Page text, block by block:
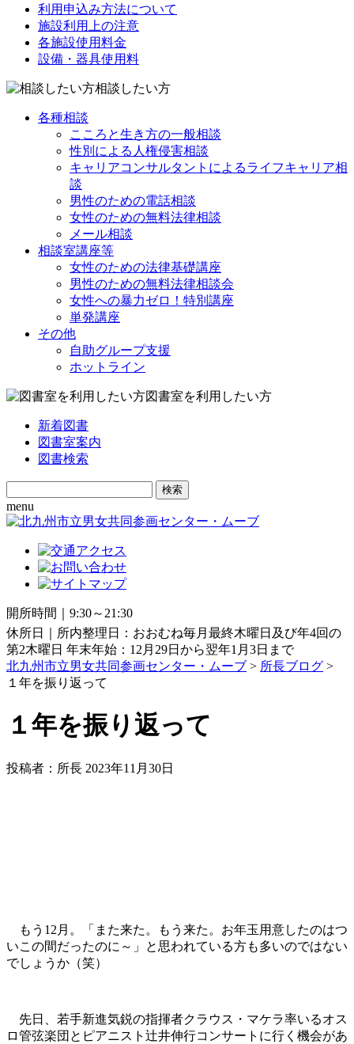
利用申込み方法について
施設利用上の注意
各施設使用料金
設備・器具使用料
相談したい方
各種相談
こころと生き方の一般相談
性別による人権侵害相談
キャリアコンサルタントによるライフキャリア相
談
男性のための電話相談
女性のための無料法律相談
メール相談
相談室講座等
女性のための法律基礎講座
男性のための無料法律相談会
女性への暴力ゼロ！特別講座
単発講座
その他
自助グループ支援
ホットライン
図書室を利用したい方
新着図書
図書室案内
図書検索
Search
for:
menu
開所時間｜9:30～21:30
休所日｜所内整理日：おおむね毎月最終木曜日及び年4回の
第2木曜日 年末年始：12月29日から翌年1月3日まで
北九州市立男女共同参画センター・ムーブ > 所長ブログ >
１年を振り返って
１年を振り返って
投稿者：所長 2023年11月30日
もう12月。「また来た。もう来た。お年玉用意したのはつ
いこの間だったのに～」と思われている方も多いのではない
でしょうか（笑）
先日、若手新進気鋭の指揮者クラウス・マケラ率いるオス
ロ管弦楽団とピアニスト辻井伸行コンサートに行く機会があ